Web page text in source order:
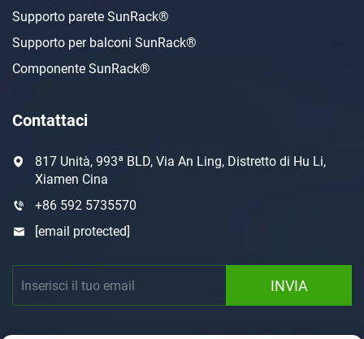
Supporto parete SunRack®
Supporto per balconi SunRack®
Componente SunRack®
Contattaci
817 Unità, 993ª BLD, Via An Ling, Distretto di Hu Li,
Xiamen Cina
+86 592 5735570
[email protected]
INVIA